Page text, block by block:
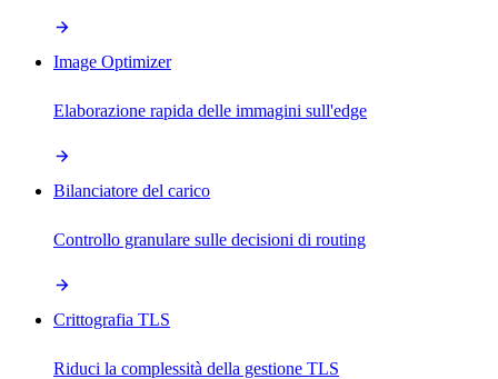
Image Optimizer
Elaborazione rapida delle immagini sull'edge
Bilanciatore del carico
Controllo granulare sulle decisioni di routing
Crittografia TLS
Riduci la complessità della gestione TLS